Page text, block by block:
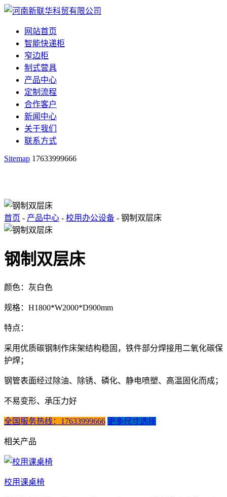
网站首页
智能快递柜
窄边柜
制式营具
产品中心
定制流程
合作客户
新闻中心
关于我们
联系方式
Sitemap 17633999666
首页 - 产品中心 - 校用办公设备 - 钢制双层床
钢制双层床
颜色：灰白色
规格：H1800*W2000*D900mm
特点：
采用优质碳钢制作床架结构稳固，铁件部分焊接用二氧化碳保
护焊；
钢管表面经过除油、除锈、磷化、静电喷塑、高温固化而成；
不易变形、承压力好
全国服务热线：17633999666 更多尺寸选择
相关产品
校用课桌椅